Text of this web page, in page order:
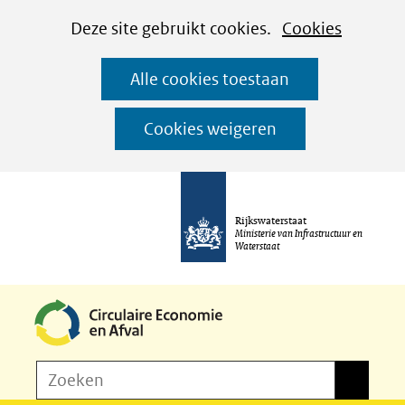
CookiesDeze site gebruikt cookies. Cookies
worden
toegestaan
geweigerd.
Alle cookies toestaan
Cookies weigeren
Ga
naar
de
inhoud
Rijkswaterstaat
Ministerie van Infrastructuur en
Waterstaat
o
Zoeken